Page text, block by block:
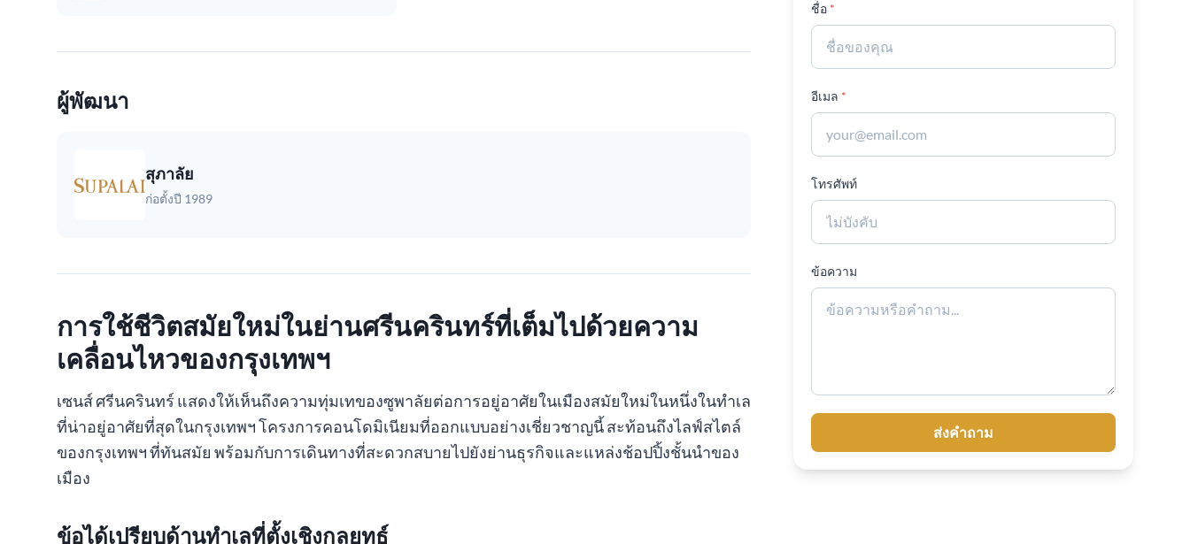
ผู้พัฒนา
สุภาลัย
ก่อตั้งปี 1989
การใช้ชีวิตสมัยใหม่ในย่านศรีนครินทร์ที่เต็มไปด้วยความ
เคลื่อนไหวของกรุงเทพฯ
เซนส์ ศรีนครินทร์ แสดงให้เห็นถึงความทุ่มเทของซูพาลัยต่อการอยู่อาศัยในเมืองสมัยใหม่ในหนึ่งในทำเล
ที่น่าอยู่อาศัยที่สุดในกรุงเทพฯ โครงการคอนโดมิเนียมที่ออกแบบอย่างเชี่ยวชาญนี้ สะท้อนถึงไลฟ์สไตล์
ของกรุงเทพฯ ที่ทันสมัย พร้อมกับการเดินทางที่สะดวกสบายไปยังย่านธุรกิจและแหล่งช้อปปิ้งชั้นนำของ
เมือง
ข้อได้เปรียบด้านทำเลที่ตั้งเชิงกลยุทธ์
ชื่อ
อีเมล
โทรศัพท์
ข้อความ
ส่งคำถาม